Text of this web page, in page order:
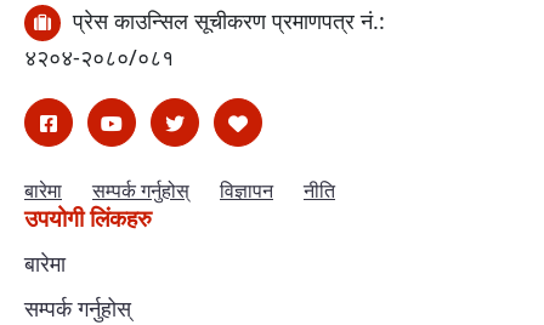
प्रेस काउन्सिल सूचीकरण प्रमाणपत्र नं.:
४२०४-२०८०/०८१
बारेमा सम्पर्क गर्नुहोस् विज्ञापन नीति
उपयोगी लिंकहरु
बारेमा
सम्पर्क गर्नुहोस्